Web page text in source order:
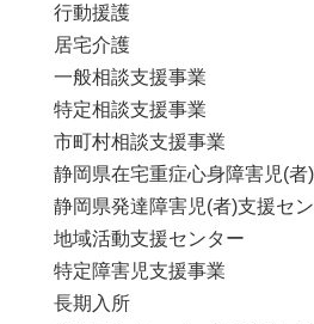
行動援護
居宅介護
一般相談支援事業
特定相談支援事業
市町村相談支援事業
静岡県在宅重症心身障害児(者
静岡県発達障害児(者)支援セ
地域活動支援センター
特定障害児支援事業
長期入所